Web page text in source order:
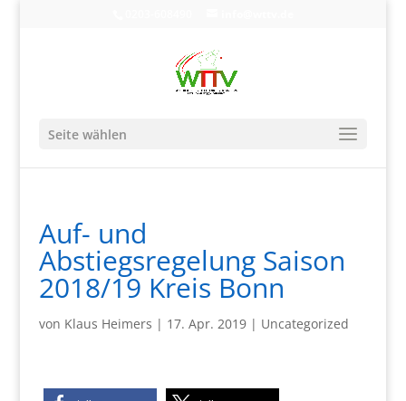
Seite wählen
Auf- und
Abstiegsregelung Saison
2018/19 Kreis Bonn
von Klaus Heimers | 17. Apr. 2019| Uncategorized